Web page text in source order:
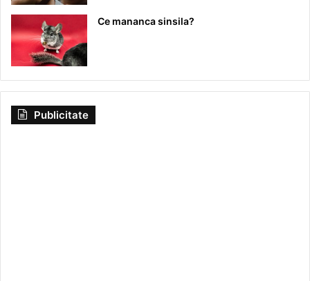
Ce mananca sinsila?
Publicitate